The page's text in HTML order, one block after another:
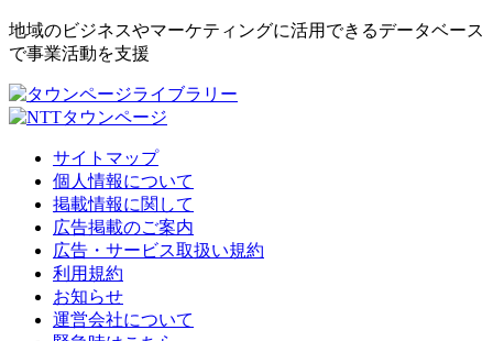
地域のビジネスやマーケティングに活用できるデータベース
で事業活動を支援
サイトマップ
個人情報について
掲載情報に関して
広告掲載のご案内
広告・サービス取扱い規約
利用規約
お知らせ
運営会社について